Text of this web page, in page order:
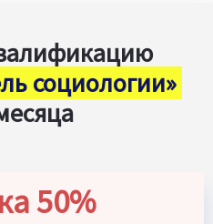
социологии»
50%